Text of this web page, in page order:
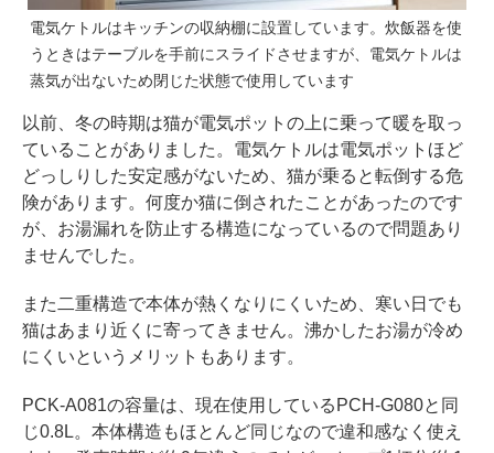
電気ケトルはキッチンの収納棚に設置しています。炊飯器を使
うときはテーブルを手前にスライドさせますが、電気ケトルは
蒸気が出ないため閉じた状態で使用しています
以前、冬の時期は猫が電気ポットの上に乗って暖を取っ
ていることがありました。電気ケトルは電気ポットほど
どっしりした安定感がないため、猫が乗ると転倒する危
険があります。何度か猫に倒されたことがあったのです
が、お湯漏れを防止する構造になっているので問題あり
ませんでした。
また二重構造で本体が熱くなりにくいため、寒い日でも
猫はあまり近くに寄ってきません。沸かしたお湯が冷め
にくいというメリットもあります。
PCK-A081の容量は、現在使用しているPCH-G080と同
じ0.8L。本体構造もほとんど同じなので違和感なく使え